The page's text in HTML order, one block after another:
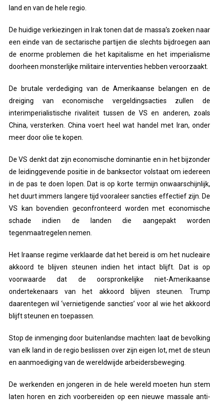
land en van de hele regio.
De huidige verkiezingen in Irak tonen dat de massa’s zoeken naar
een einde van de sectarische partijen die slechts bijdroegen aan
de enorme problemen die het kapitalisme en het imperialisme
doorheen monsterlijke militaire interventies hebben veroorzaakt.
De brutale verdediging van de Amerikaanse belangen en de
dreiging van economische vergeldingsacties zullen de
interimperialistische rivaliteit tussen de VS en anderen, zoals
China, versterken. China voert heel wat handel met Iran, onder
meer door olie te kopen.
De VS denkt dat zijn economische dominantie en in het bijzonder
de leidinggevende positie in de banksector volstaat om iedereen
in de pas te doen lopen. Dat is op korte termijn onwaarschijnlijk,
het duurt immers langere tijd vooraleer sancties effectief zijn. De
VS kan bovendien geconfronteerd worden met economische
schade indien de landen die aangepakt worden
tegenmaatregelen nemen.
Het Iraanse regime verklaarde dat het bereid is om het nucleaire
akkoord te blijven steunen indien het intact blijft. Dat is op
voorwaarde dat de oorspronkelijke niet-Amerikaanse
ondertekenaars van het akkoord blijven steunen. Trump
daarentegen wil ‘vernietigende sancties’ voor al wie het akkoord
blijft steunen en toepassen.
Stop de inmenging door buitenlandse machten: laat de bevolking
van elk land in de regio beslissen over zijn eigen lot, met de steun
en aanmoediging van de wereldwijde arbeidersbeweging.
De werkenden en jongeren in de hele wereld moeten hun stem
laten horen en zich voorbereiden op een nieuwe massale anti-